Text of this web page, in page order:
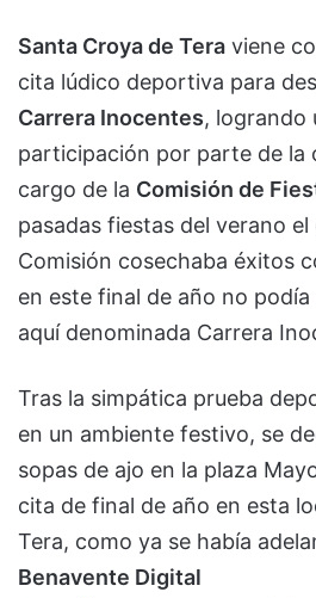
Santa Croya de Tera viene
cita lúdico deportiva para
Carrera Inocentes, logrando
participación por parte de la
cargo de la Comisión de
pasadas fiestas del verano el
Comisión cosechaba éxitos
en este final de año no
aquí denominada Carrera
Tras la simpática prueba
en un ambiente festivo, se
sopas de ajo en la plaza
cita de final de año en esta
Tera, como ya se había
Benavente Digital